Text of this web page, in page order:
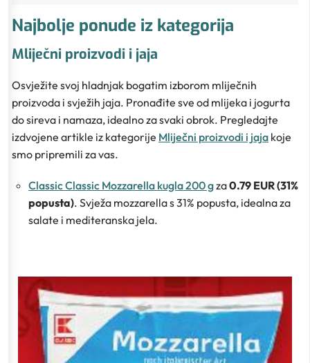
Najbolje ponude iz kategorija
Mliječni proizvodi i jaja
Osvježite svoj hladnjak bogatim izborom mliječnih
proizvoda i svježih jaja. Pronađite sve od mlijeka i jogurta
do sireva i namaza, idealno za svaki obrok. Pregledajte
izdvojene artikle iz kategorije Mliječni proizvodi i jaja koje
smo pripremili za vas.
Classic Classic Mozzarella kugla 200 gza0.79 EUR (31%
popusta). Svježa mozzarella s 31% popusta, idealna za
salate i mediteranska jela.